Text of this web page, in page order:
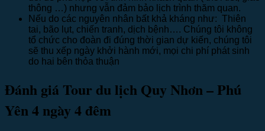
thông …) nhưng vẫn đảm bảo lịch trình thăm quan.
Nếu do các nguyên nhân bất khả kháng như: Thiên
tai, bão lụt, chiến tranh, dịch bệnh…. Chúng tôi không
tổ chức cho đoàn đi đúng thời gian dự kiến, chúng tôi
sẽ thu xếp ngày khởi hành mới, mọi chi phí phát sinh
do hai bên thỏa thuận
Đánh giá Tour du lịch Quy Nhơn – Phú
Yên 4 ngày 4 đêm